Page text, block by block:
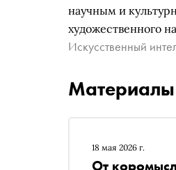
научным и
художественного
Искусственный
Материалы
18 мая 2026 г.
От